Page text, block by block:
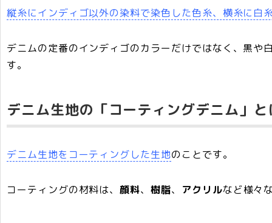
縦糸にインディゴ以外の染料で染色した色糸、横糸に白
デニムの定番のインディゴのカラーだけではなく、黒や
す。
デニム生地の「コーティングデニム」
デニム生地をコーティングした生地のことです。
コーティングの材料は、顔料、樹脂、 アクリルなど様々